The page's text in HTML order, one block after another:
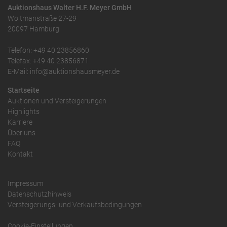
Auktionshaus Walter H.F. Meyer GmbH
Woltmanstraße 27-29
20097 Hamburg
Telefon: +49 40 23856860
Telefax: +49 40 23856871
E-Mail: info@auktionshausmeyer.de
Startseite
Auktionen und Versteigerungen
Highlights
Karriere
Über uns
FAQ
Kontakt
Impressum
Datenschutzhinweis
Versteigerungs- und Verkaufsbedingungen